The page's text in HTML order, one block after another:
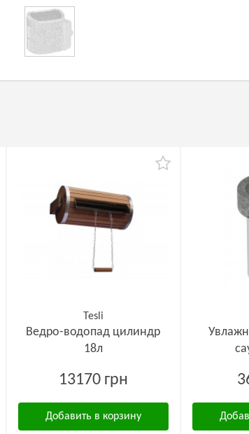
Tesli
Ведро-водопад цилиндр
18л
13170 грн
Добавить в корзину